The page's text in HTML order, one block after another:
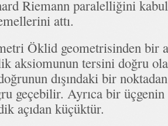
Riemann paralelliğini
attı.
Öklid geometrisinden bir
aksiomunun tersini doğru
dışındaki bir
geçebilir. Ayrıca bir üçgenin
açıdan küçüktür.